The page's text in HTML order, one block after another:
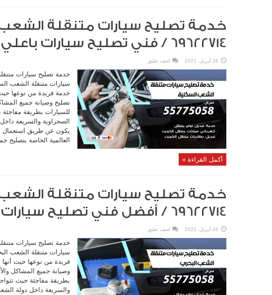
خدمة تصليح سيارات متنقلة
69622714‬ / فني تصليح سيارات باعلي جودة
26 أبريل، 2021 اضف تعليق
خدمة تصليح سيارات
سيارات متنقلة الشعب
خدمة فريدة من نوعها
تصليح وصيانة جميع
للسيارات بطريقة
الصحراوية والسريعة
يكون عن طريق استعمال
العالمية الخاصة بتصليح
أكمل القراءة »
خدمة تصليح سيارات متنقلة
69622714‬ / أفضل فني تصليح سيارات
26 أبريل، 2021 اضف تعليق
خدمة تصليح سيارات
سيارات متنقلة الشعب
فريدة من نوعها حيث
وصيانة جميع المشاكل
بطريقة مفاجئة حيث
والسريعة داخل دولة